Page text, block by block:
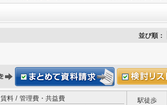
並び順：
賃料 / 管理費・共益費
駅徒歩